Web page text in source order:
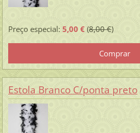
Preço especial: 5,00 €(8,00 €)
Estola Branco C/ponta preto